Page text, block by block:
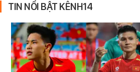
TIN NỔI BẬT KÊNH14